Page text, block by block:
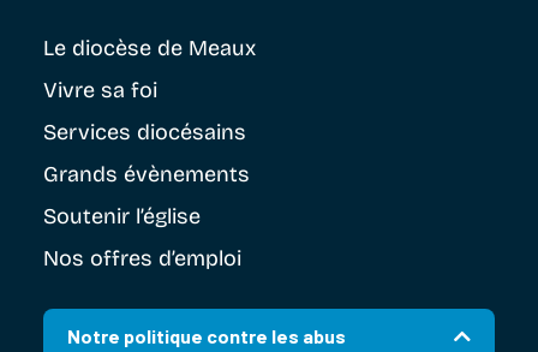
Le diocèse de Meaux
Vivre sa foi
Services diocésains
Grands évènements
Soutenir l’église
Nos offres d’emploi
Notre politique contre les abus